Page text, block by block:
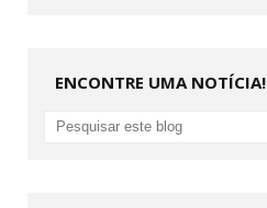
ENCONTRE UMA NOTÍCIA!